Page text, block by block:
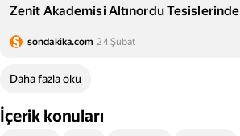
Zenit Akademisi Altınordu Tesislerinde
sondakika.com 24 Şubat
Daha fazla oku
İçerik konuları